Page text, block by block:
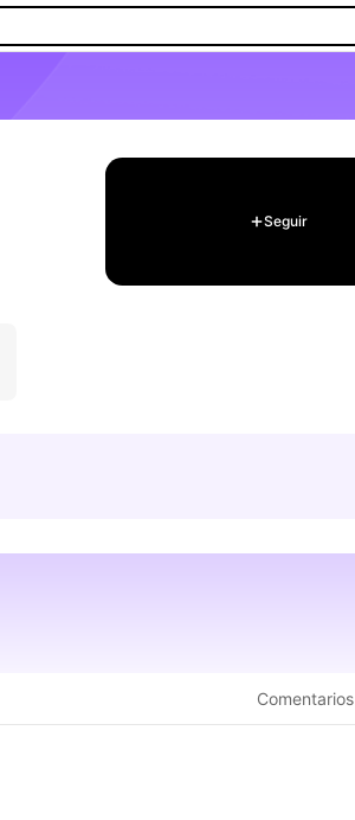
Seguir
Comentarios